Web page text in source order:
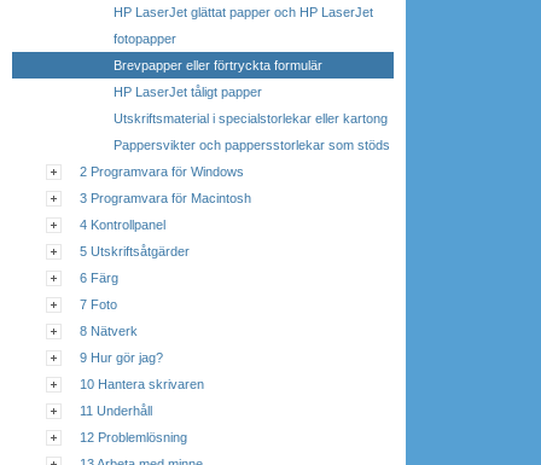
HP LaserJet glättat papper och HP LaserJet
fotopapper
Brevpapper eller förtryckta formulär
HP LaserJet tåligt papper
Utskriftsmaterial i specialstorlekar eller kartong
Pappersvikter och pappersstorlekar som stöds
2 Programvara för Windows
3 Programvara för Macintosh
4 Kontrollpanel
5 Utskriftsåtgärder
6 Färg
7 Foto
8 Nätverk
9 Hur gör jag?
10 Hantera skrivaren
11 Underhåll
12 Problemlösning